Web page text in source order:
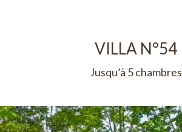
VILLA N°54
Jusqu’à 5 chambres